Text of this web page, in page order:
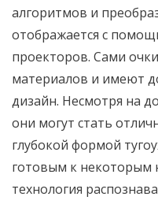
алгоритмов и
отображается с
проекторов. Сами
материалов и имеют
дизайн. Несмотря на
они могут стать
глубокой формой
готовым к некоторым
технология